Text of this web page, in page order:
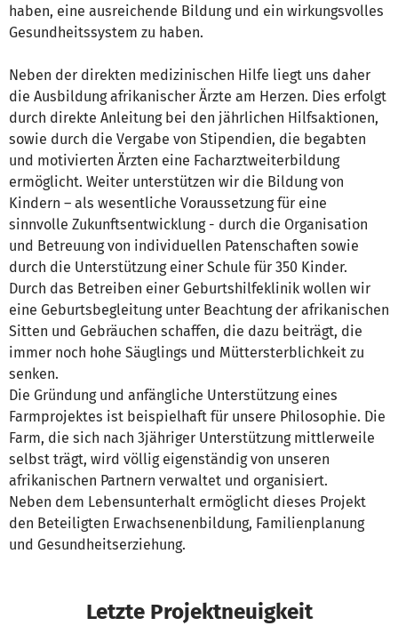
haben, eine ausreichende Bildung und ein wirkungsvolles
Gesundheitssystem zu haben.
Neben der direkten medizinischen Hilfe liegt uns daher
die Ausbildung afrikanischer Ärzte am Herzen. Dies erfolgt
durch direkte Anleitung bei den jährlichen Hilfsaktionen,
sowie durch die Vergabe von Stipendien, die begabten
und motivierten Ärzten eine Facharztweiterbildung
ermöglicht. Weiter unterstützen wir die Bildung von
Kindern – als wesentliche Voraussetzung für eine
sinnvolle Zukunftsentwicklung - durch die Organisation
und Betreuung von individuellen Patenschaften sowie
durch die Unterstützung einer Schule für 350 Kinder.
Durch das Betreiben einer Geburtshilfeklinik wollen wir
eine Geburtsbegleitung unter Beachtung der afrikanischen
Sitten und Gebräuchen schaffen, die dazu beiträgt, die
immer noch hohe Säuglings und Müttersterblichkeit zu
senken.
Die Gründung und anfängliche Unterstützung eines
Farmprojektes ist beispielhaft für unsere Philosophie. Die
Farm, die sich nach 3jähriger Unterstützung mittlerweile
selbst trägt, wird völlig eigenständig von unseren
afrikanischen Partnern verwaltet und organisiert.
Neben dem Lebensunterhalt ermöglicht dieses Projekt
den Beteiligten Erwachsenenbildung, Familienplanung
und Gesundheitserziehung.
Letzte Projektneuigkeit